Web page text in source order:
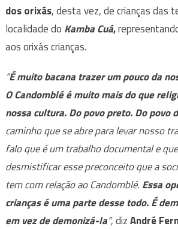
dos orixás, desta vez, de crianças das
localidade do Kamba Cuá,
aos orixás crianças.
“É muito bacana trazer um pouco da
O Candomblé é muito mais do que
nossa cultura. Do povo preto. Do povo
caminho que se abre para levar nosso
falo que é um trabalho documental e
desmistificar esse preconceito que a
tem com relação ao Candomblé. Essa
crianças é uma parte desse todo. É
em vez de demonizá-la”, dizAndré